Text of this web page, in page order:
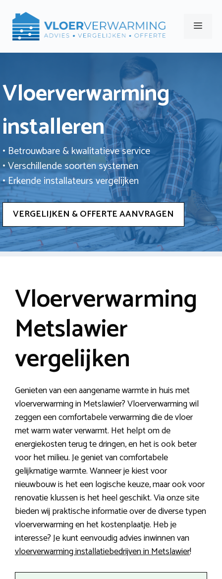
naar
Menu
Vloerverwarming
installeren
• Betrouwbare & kwalitatieve service
• Verschillende soorten systemen
• Erkende installateurs vergelijken
VERGELIJKEN & OFFERTE AANVRAGEN
Vloerverwarming
Metslawier
vergelijken
Genieten van een aangename warmte in huis met
vloerverwarming in Metslawier? Vloerverwarming wil
zeggen een comfortabele verwarming die de vloer
met warm water verwarmt. Het helpt om de
energiekosten terug te dringen, en het is ook beter
voor het milieu. Je geniet van comfortabele
gelijkmatige warmte. Wanneer je kiest voor
nieuwbouw is het een logische keuze, maar ook voor
renovatie klussen is het heel geschikt. Via onze site
bieden wij praktische informatie over de diverse typen
vloerverwarming en het kostenplaatje. Heb je
interesse? Je kunt eenvoudig advies inwinnen van
vloerverwarming installatiebedrijven in Metslawier!